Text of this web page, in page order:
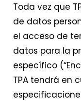
Toda vez que
de datos
el acceso de
datos para la
específico
TPA tendrá en